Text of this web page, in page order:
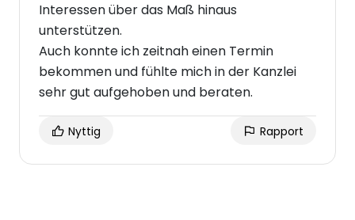
Interessen über das Maß hinaus
unterstützen.
Auch konnte ich zeitnah einen Termin
bekommen und fühlte mich in der Kanzlei
sehr gut aufgehoben und beraten.
Nyttig Rapport